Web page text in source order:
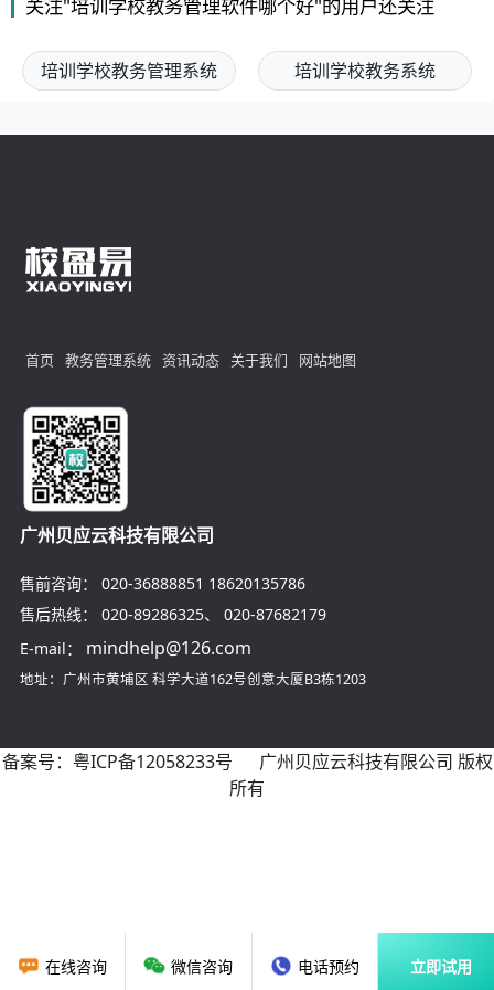
关注"培训学校教务管理软件哪个好"的用户还关注
培训学校教务管理系统 培训学校教务系统
在线咨询 微信咨询 电话预约 立即试用
首页 教务管理系统 资讯动态 关于我们 网站地图
广州贝应云科技有限公司
售前咨询： 020-36888851 18620135786
售后热线：
020-89286325、 020-87682179
E-mail：
mindhelp@126.com
地址：广州市黄埔区 科学大道162号创意大厦B3栋1203
备案号： 粤ICP备12058233号 广州贝应云科技有限公司 版权
所有